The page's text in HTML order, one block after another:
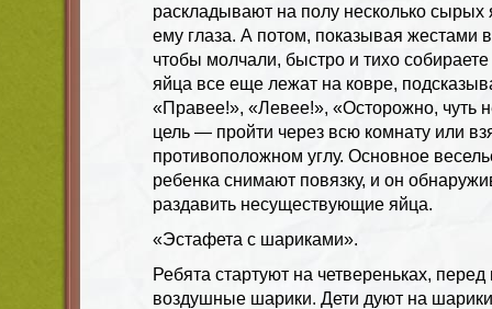
раскладывают на полу несколько
ему глаза. А потом, показывая жестами
чтобы молчали, быстро и тихо
яйца все еще лежат на ковре,
«Правее!», «Левее!», «Осторожно, чуть
цель — пройти через всю комнату или
противоположном углу. Основное
ребенка снимают повязку, и он
раздавить несуществующие яйца.
«Эстафета с шариками».
Ребята стартуют на четвереньках,
воздушные шарики. Дети дуют на